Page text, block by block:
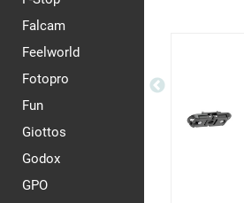
Falcam
Feelworld
Fotopro
Fun
Giottos
Godox
GPO